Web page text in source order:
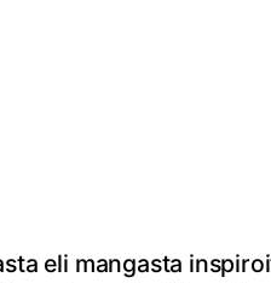
eli mangasta